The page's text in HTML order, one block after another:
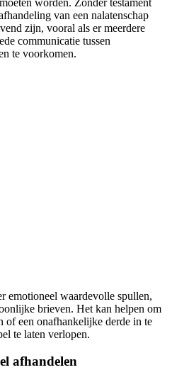
van een nalatenschap
zijn, vooral als er meerdere
communicatie tussen
te voorkomen.
emotioneel waardevolle spullen,
brieven. Het kan helpen om
of een onafhankelijke derde in te
te laten verlopen.
afhandelen